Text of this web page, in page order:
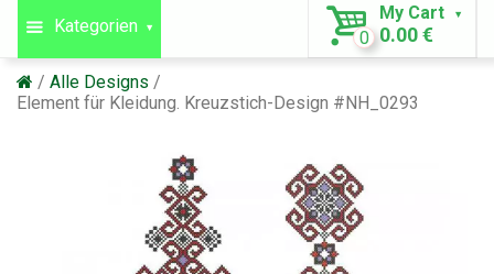
Kategorien
My Cart
0 0.00 €
Alle Designs
Element für Kleidung. Kreuzstich-Design #NH_0293